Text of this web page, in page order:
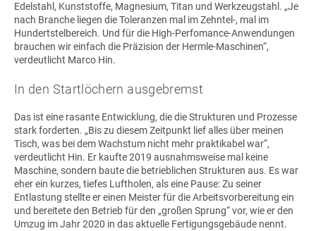
Edelstahl, Kunststoffe, Magnesium, Titan und Werkzeugstahl. „Je
nach Branche liegen die Toleranzen mal im Zehntel-, mal im
Hundertstelbereich. Und für die High-Perfomance-Anwendungen
brauchen wir einfach die Präzision der Hermle-Maschinen“,
verdeutlicht Marco Hin.
In den Startlöchern ausgebremst
Das ist eine rasante Entwicklung, die die Strukturen und Prozesse
stark forderten. „Bis zu diesem Zeitpunkt lief alles über meinen
Tisch, was bei dem Wachstum nicht mehr praktikabel war“,
verdeutlicht Hin. Er kaufte 2019 ausnahmsweise mal keine
Maschine, sondern baute die betrieblichen Strukturen aus. Es war
eher ein kurzes, tiefes Luftholen, als eine Pause: Zu seiner
Entlastung stellte er einen Meister für die Arbeitsvorbereitung ein
und bereitete den Betrieb für den „großen Sprung“ vor, wie er den
Umzug im Jahr 2020 in das aktuelle Fertigungsgebäude nennt.